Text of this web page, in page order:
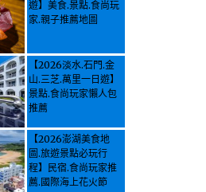
遊】美食.景點.食尚玩
家.親子推薦地圖
【2026淡水.石門.金
山.三芝.萬里一日遊】
景點.食尚玩家懶人包
推薦
【2026澎湖美食地
圖.旅遊景點必玩行
程】民宿.食尚玩家推
薦.國際海上花火節